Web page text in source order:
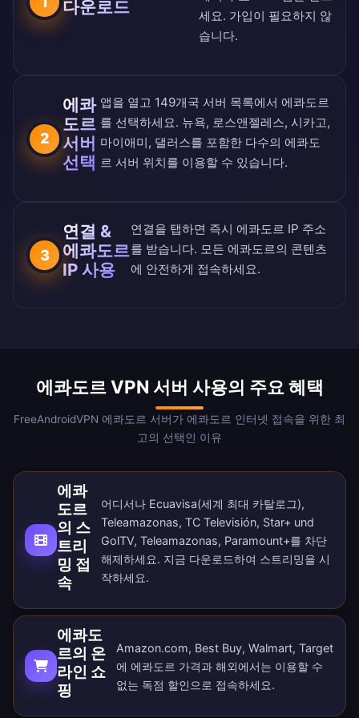
다운로드
세요. 가입이 필요하지 않
습니다.
2
에콰
도르
서버
선택
앱을 열고 149개국 서버 목록에서 에콰도르
를 선택하세요. 뉴욕, 로스앤젤레스, 시카고,
마이애미, 댈러스를 포함한 다수의 에콰도
르 서버 위치를 이용할 수 있습니다.
3
연결 &
에콰도르
IP 사용
연결을 탭하면 즉시 에콰도르 IP 주소
를 받습니다. 모든 에콰도르의 콘텐츠
에 안전하게 접속하세요.
에콰도르 VPN 서버 사용의 주요 혜택
FreeAndroidVPN 에콰도르 서버가 에콰도르 인터넷 접속을 위한 최
고의 선택인 이유
에콰
도르
의 스
트리
밍 접
속
어디서나 Ecuavisa(세계 최대 카탈로그),
Teleamazonas, TC Televisión, Star+ und
GolTV, Teleamazonas, Paramount+를 차단
해제하세요. 지금 다운로드하여 스트리밍을 시
작하세요.
에콰도
르의 온
라인 쇼
핑
Amazon.com, Best Buy, Walmart, Target
에 에콰도르 가격과 해외에서는 이용할 수
없는 독점 할인으로 접속하세요.